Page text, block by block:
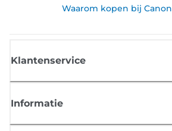
Waarom kopen bij Canon
Klantenservice
Informatie